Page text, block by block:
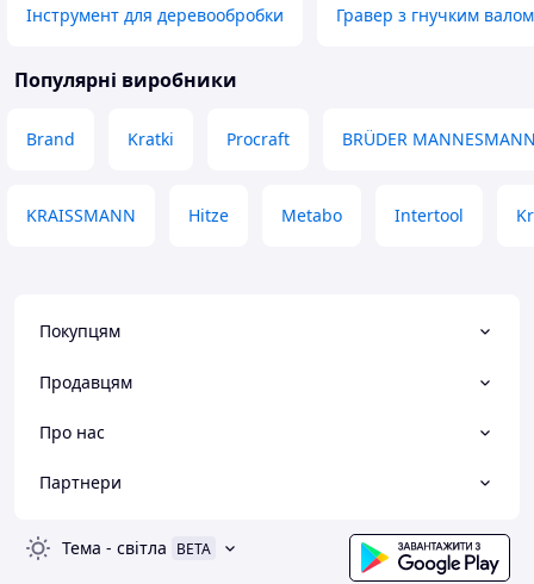
Інструмент для деревообробки Гравер з гнучким валом
Популярні виробники
Brand Kratki Procraft BRÜDER
KRAISSMANN Hitze Metabo Intertool
Покупцям
Продавцям
Про нас
Партнери
Тема - світла BETA